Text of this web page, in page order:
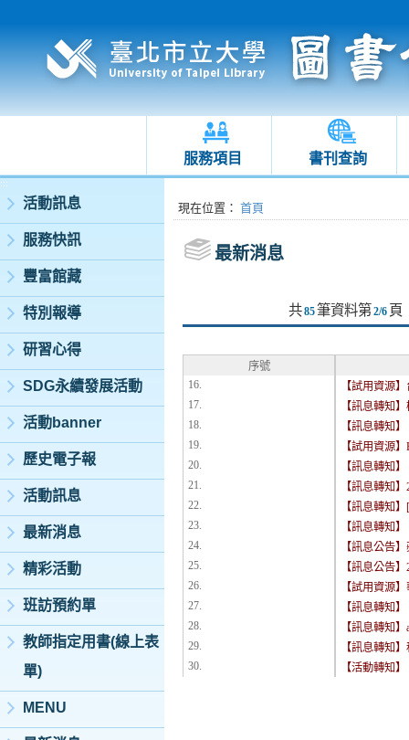
服務項目 書刊查詢
:::
活動訊息
服務快訊
豐富館藏
特別報導
研習心得
SDG永續發展活動
活動banner
歷史電子報
活動訊息
最新消息
精彩活動
班訪預約單
教師指定用書(線上表
單)
MENU
:::現在位置 ： 首頁
最新消息
共85筆資料第 2/6 頁
序號
16.
【試用資源
17.
【訊息轉知
18.
【訊息轉知
19.
【試用資源
20.
【訊息轉知
21.
【訊息轉知
22.
【訊息轉知
23.
【訊息轉知
24.
【訊息公告
25.
【訊息公告
26.
【試用資源
27.
【訊息轉知
28.
【訊息轉知
29.
【訊息轉知
30.
【活動轉知